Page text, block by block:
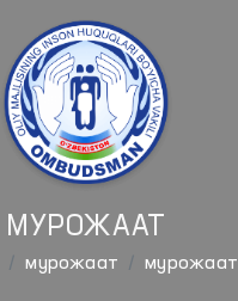
МУРОЖААТ
мурожаат мурожаат